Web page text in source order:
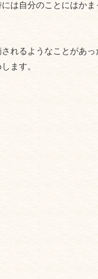
は自分のことにはか
れるようなことがあ
ます。